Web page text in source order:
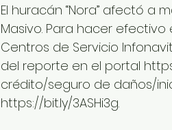
El huracán “Nora” afectó a
Masivo. Para hacer
Centros de Servicio
del reporte en el portal
crédito/seguro de daños/
https://bit.ly/3ASHi3g.